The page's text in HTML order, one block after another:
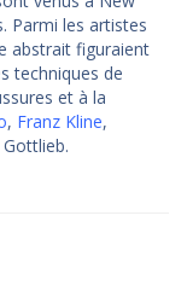
Parmi les artistes
abstrait figuraient
techniques de
et à la
, Franz Kline,